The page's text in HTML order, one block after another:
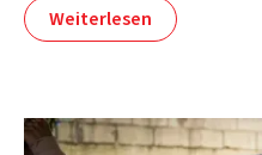
Weiterlesen